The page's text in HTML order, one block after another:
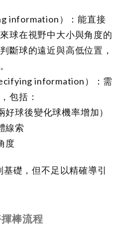
information）：能直接
球在視野中大小與角度的
斷球的遠近與高低位置，
information）：需
包括：
球後變化球機率增加）
線索
度
礎，但不足以精確導引
棒流程